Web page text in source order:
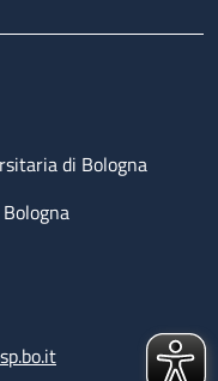
di Bologna